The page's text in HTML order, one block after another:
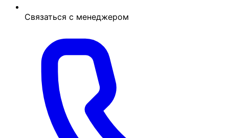
Связаться с менеджером